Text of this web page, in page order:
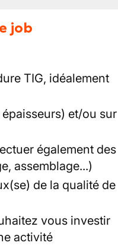
job
TIG, idéalement
et/ou sur
également des
assemblage...)
de la qualité de
vous investir
activité